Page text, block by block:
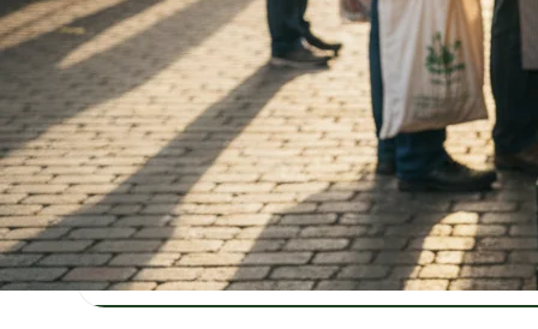
Markttage
Dienstag, Freitag
Über den Markt